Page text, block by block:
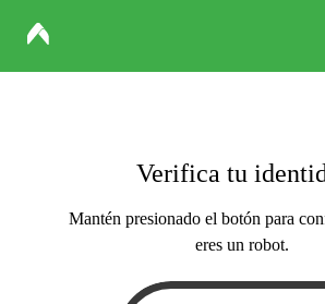
Verifica tu
Mantén presionado el botón para
eres un robot.